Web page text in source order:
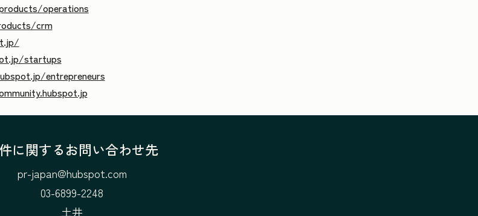
operations
crm
startups
entrepreneurs
に関するお問い合わせ先
pr-japan@hubspot.com
03-6899-2248
土井